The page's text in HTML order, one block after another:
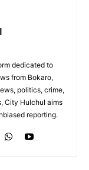
dedicated to
from Bokaro,
politics, crime,
City Hulchul aims
reporting.